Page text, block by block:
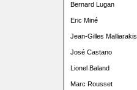
Bernard Lugan
Eric Miné
Jean-Gilles Malliarakis
José Castano
Lionel Baland
Marc Rousset